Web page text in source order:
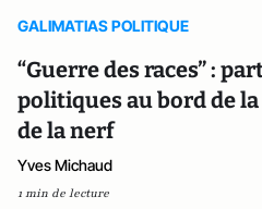
GALIMATIAS POLITIQUE
“Guerre des races” :
politiques au bord de
de la nerf
Yves Michaud
1 min de lecture